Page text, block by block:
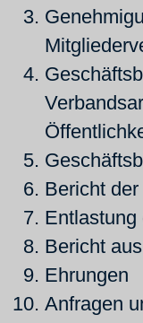
Bericht
Entlastung
Bericht
Ehrungen
Anfragen